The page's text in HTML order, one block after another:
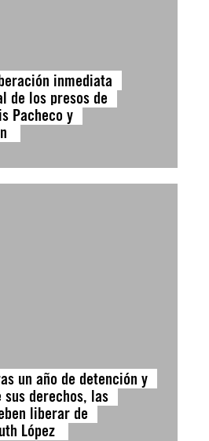
inmediata
de los presos de
Pacheco y
un año de detención y
derechos, las
liberar de
López